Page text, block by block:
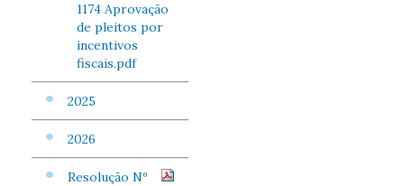
1174 Aprovação
de pleitos por
incentivos
fiscais.pdf
2025
2026
Resolução Nº